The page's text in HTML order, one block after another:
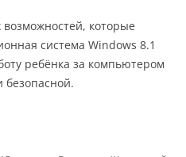
которые
система Windows 8.1
ребёнка за компьютером
безопасной.